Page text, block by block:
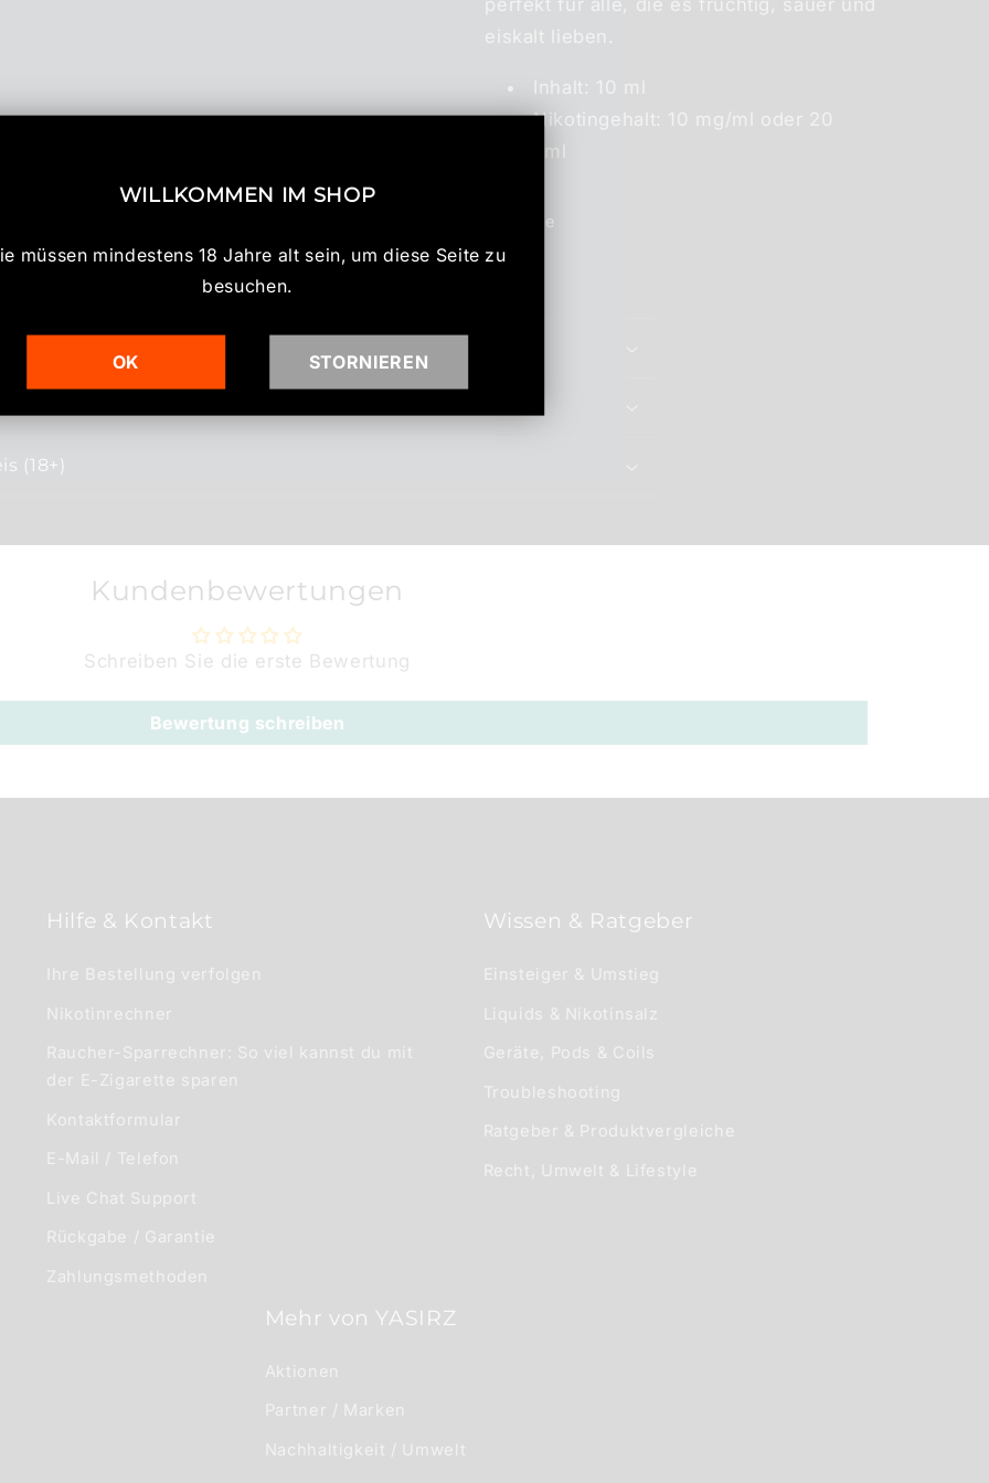
perfekt für alle, die es fruchtig, sauer und
eiskalt lieben.
Inhalt: 10 ml
Nikotingehalt: 10 mg/ml oder 20
mg/ml
Share
(18+)
Kundenbewertungen
Schreiben Sie die erste Bewertung
Bewertung schreiben
Hilfe & Kontakt
Ihre Bestellung verfolgen
Nikotinrechner
Raucher-Sparrechner: So viel kannst du mit
der E-Zigarette sparen
Kontaktformular
E-Mail / Telefon
Live Chat Support
Rückgabe / Garantie
Zahlungsmethoden
Wissen & Ratgeber
Einsteiger & Umstieg
Liquids & Nikotinsalz
Geräte, Pods & Coils
Troubleshooting
Ratgeber & Produktvergleiche
Recht, Umwelt & Lifestyle
Mehr von YASIRZ
Aktionen
Partner / Marken
Nachhaltigkeit / Umwelt
WILLKOMMEN IM SHOP
müssen mindestens 18 Jahre alt sein, um diese Seite zu
besuchen.
OK STORNIEREN